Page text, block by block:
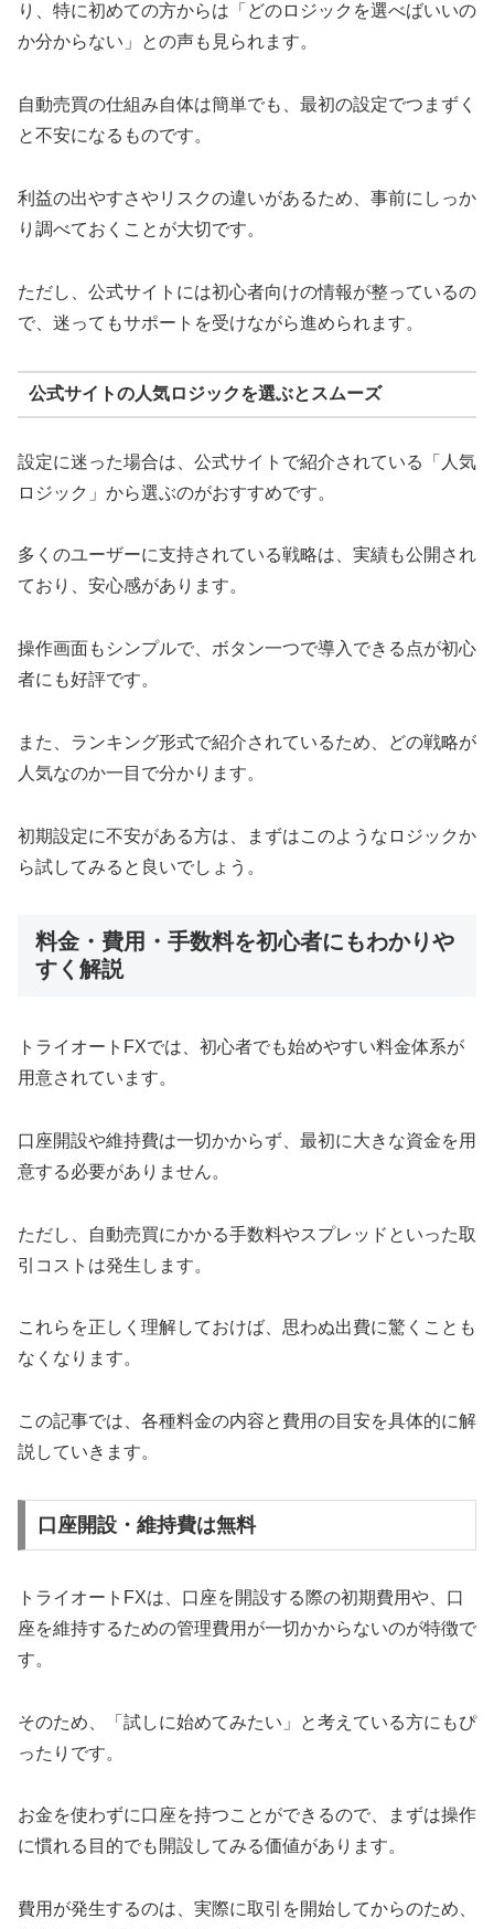
り、特に初めての方からは「どのロジックを選べばいいの
か分からない」との声も見られます。
自動売買の仕組み自体は簡単でも、最初の設定でつまずく
と不安になるものです。
利益の出やすさやリスクの違いがあるため、事前にしっか
り調べておくことが大切です。
ただし、公式サイトには初心者向けの情報が整っているの
で、迷ってもサポートを受けながら進められます。
公式サイトの人気ロジックを選ぶとスムーズ
設定に迷った場合は、公式サイトで紹介されている「人気
ロジック」から選ぶのがおすすめです。
多くのユーザーに支持されている戦略は、実績も公開され
ており、安心感があります。
操作画面もシンプルで、ボタン一つで導入できる点が初心
者にも好評です。
また、ランキング形式で紹介されているため、どの戦略が
人気なのか一目で分かります。
初期設定に不安がある方は、まずはこのようなロジックか
ら試してみると良いでしょう。
料金・費用・手数料を初心者にもわかりや
すく解説
トライオートFXでは、初心者でも始めやすい料金体系が
用意されています。
口座開設や維持費は一切かからず、最初に大きな資金を用
意する必要がありません。
ただし、自動売買にかかる手数料やスプレッドといった取
引コストは発生します。
これらを正しく理解しておけば、思わぬ出費に驚くことも
なくなります。
この記事では、各種料金の内容と費用の目安を具体的に解
説していきます。
口座開設・維持費は無料
トライオートFXは、口座を開設する際の初期費用や、口
座を維持するための管理費用が一切かからないのが特徴で
す。
そのため、「試しに始めてみたい」と考えている方にもぴ
ったりです。
お金を使わずに口座を持つことができるので、まずは操作
に慣れる目的でも開設してみる価値があります。
費用が発生するのは、実際に取引を開始してからのため、